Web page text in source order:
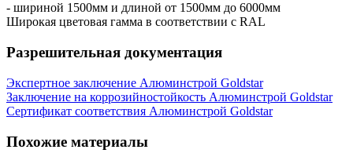
- шириной 1500мм и длиной от 1500мм до 6000мм
Широкая цветовая гамма в соответствии с RAL
Разрешительная документация
Экспертное заключение Алюминстрой Goldstar
Заключение на коррозийностойкость Алюминстрой Goldstar
Сертификат соответствия Алюминстрой Goldstar
Похожие материалы